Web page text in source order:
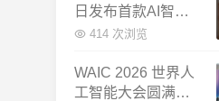
日发布首款AI智能
体终端：大模型公
414 次浏览
WAIC 2026 世界人
工智能大会圆满闭